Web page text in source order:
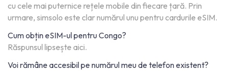
cu cele mai puternice rețele mobile din fiecare țară. Prin
urmare, simsolo este clar numărul unu pentru cardurile eSIM.
Cum obțin eSIM-ul pentru Congo?
Răspunsul lipsește aici.
Voi rămâne accesibil pe numărul meu de telefon existent?